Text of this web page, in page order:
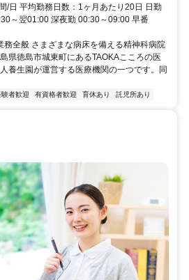
/日 平均勤務日数：1ヶ月あたり20日 日勤
～翌01:00 深夜勤 00:30～09:00 早番
務全般 さまざまな病床を備える精神科病院
県徳島市城東町にあるTAOKAこころの医
養生園が運営する医療機関の一つです。同
験者歓迎 有資格者歓迎 育休あり 託児所あり